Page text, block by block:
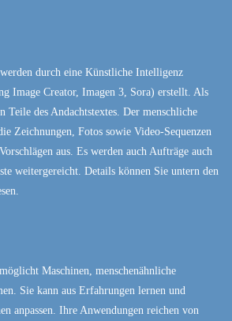
durch eine Künstliche Intelligenz
Image Creator, Imagen 3, Sora) erstellt. Als
Teile des Andachtstextes. Der menschliche
Zeichnungen, Fotos sowie Video-Sequenzen
aus. Es werden auch Aufträge auch
weitergereicht. Details können Sie untern den
Maschinen, menschenähnliche
Sie kann aus Erfahrungen lernen und
anpassen. Ihre Anwendungen reichen von